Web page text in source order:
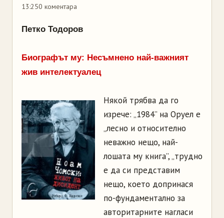
13:250 коментара
Петко Тодоров
Биографът му: Несъмнено най-важният
жив интелектуалец
Някой трябва да го
изрече: „1984” на Оруел е
„лесно и относително
неважно нещо, най-
лошата му книга”, „трудно
е да си представим
нещо, което допринася
по-фундаментално за
авторитарните нагласи